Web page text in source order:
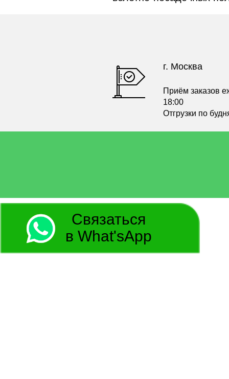
г. Москва
Приём заказов
18:00
Отгрузки по
Связаться
в What'sApp